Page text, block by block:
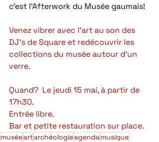
c'est l'Afterwork du Musée gaumais!
Venez vibrer avec l'art au son des
DJ's de Square et redécouvrir les
collections du musée autour d'un
verre.
Quand?  Le jeudi 15 mai, à partir de
17h30.
Entrée libre.
Bar et petite restauration sur place.
muséeartarchéologieagendamusique